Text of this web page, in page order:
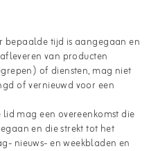
bepaalde tijd is aangegaan en
van producten
of diensten, mag niet
of vernieuwd voor een
mag een overeenkomst die
en die strekt tot het
nieuws- en weekbladen en